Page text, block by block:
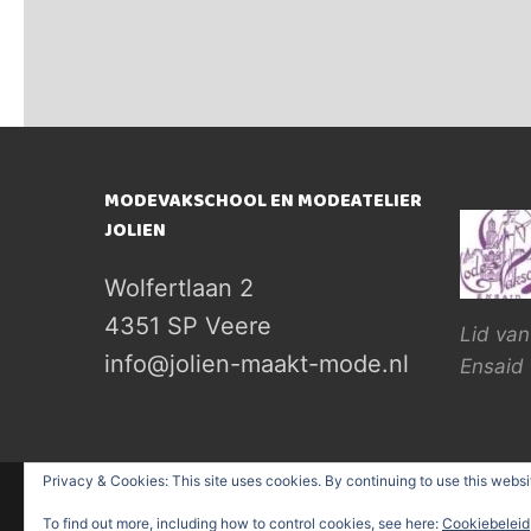
MODEVAKSCHOOL EN MODEATELIER
JOLIEN
Wolfertlaan 2
4351 SP Veere
info@jolien-maakt-mode.nl
Lid van
Ensaid
Alle rechten voorbehouden Modevakschool
Privacy & Cookies: This site uses cookies. By continuing to use this
To find out more, including how to control cookies, see here: Cookiebeleid